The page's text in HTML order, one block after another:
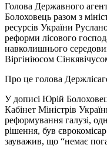
Голова Державного
Болоховець разом з
ресурсів України
реформи лісового
навколишнього
Віргініюсом
Про це голова
У дописі Юрій
Кабінет Міністрів
реформування галузі,
рішення, був
зауважив, що “немає